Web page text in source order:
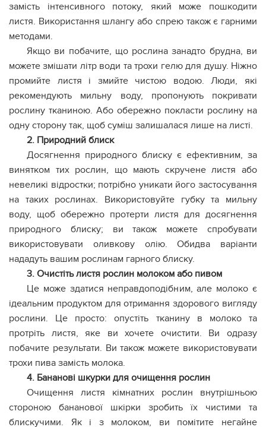
замість інтенсивного потоку, який може пошкодити
листя. Використання шлангу або спрею також є гарними
методами.
Якщо ви побачите, що рослина занадто брудна, ви
можете змішати літр води та трохи гелю для душу. Ніжно
промийте листя і змийте чистою водою. Люди, які
рекомендують мильну воду, пропонують покривати
рослину тканиною. Або обережно покласти рослину на
одну сторону так, щоб суміш залишалася лише на листі.
2. Природний блиск
Досягнення природного блиску є ефективним, за
винятком тих рослин, що мають скручене листя або
невеликі відростки; потрібно уникати його застосування
на таких рослинах. Використовуйте губку та мильну
воду, щоб обережно протерти листя для досягнення
природного блиску; ви також можете спробувати
використовувати оливкову олію. Обидва варіанти
нададуть вашим рослинам гарного блиску.
3. Очистіть листя рослин молоком або пивом
Це може здатися неправдоподібним, але молоко є
ідеальним продуктом для отримання здорового вигляду
рослини. Це просто: опустіть тканину в молоко та
протріть листя, яке ви хочете очистити. Ви одразу
побачите результати. Ви також можете використовувати
трохи пива замість молока.
4. Бананові шкурки для очищення рослин
Очищення листя кімнатних рослин внутрішньою
стороною бананової шкірки зробить їх чистими та
блискучими. Як і з молоком, ви помітите негайне